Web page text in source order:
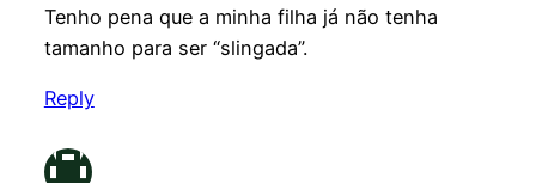
Tenho pena que a minha filha já não tenha
tamanho para ser “slingada”.
Reply